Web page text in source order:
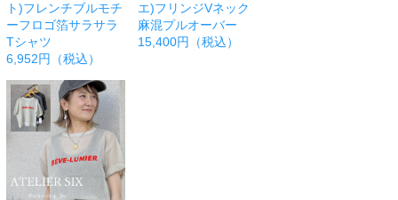
ト)フレンチブルモチ
ーフロゴ箔サラサラ
Tシャツ
6,952円（税込）
エ)フリンジVネック
麻混プルオーバー
15,400円（税込）